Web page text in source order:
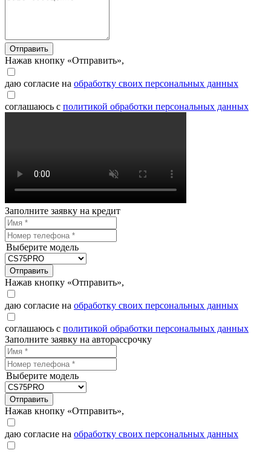
Отправить
Нажав кнопку «Отправить»,
даю согласие на обработку своих персональных данных
соглашаюсь с политикой обработки персональных данных
Заполните заявку на кредит
Выберите модель
Отправить
Нажав кнопку «Отправить»,
даю согласие на обработку своих персональных данных
соглашаюсь с политикой обработки персональных данных
Заполните заявку на авторассрочку
Выберите модель
Отправить
Нажав кнопку «Отправить»,
даю согласие на обработку своих персональных данных